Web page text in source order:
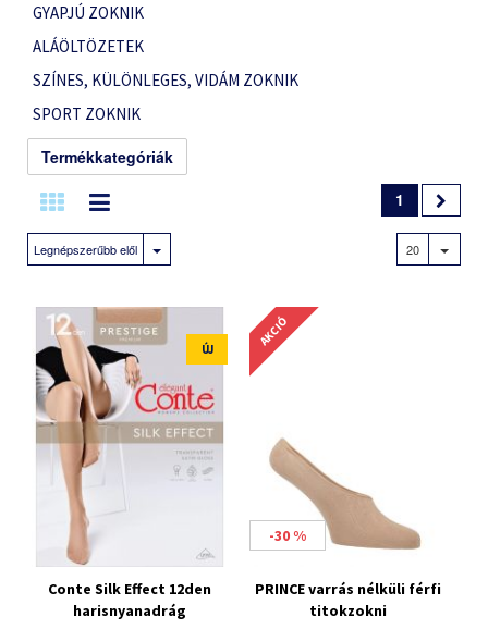
GYAPJÚ ZOKNIK
ALÁÖLTÖZETEK
SZÍNES, KÜLÖNLEGES, VIDÁM ZOKNIK
SPORT ZOKNIK
Termékkategóriák
1
Legnépszerűbb elől 20
ÚJ
Conte Silk Effect 12den
harisnyanadrág
-30 %
AKCIÓ
PRINCE varrás nélküli férfi
titokzokni